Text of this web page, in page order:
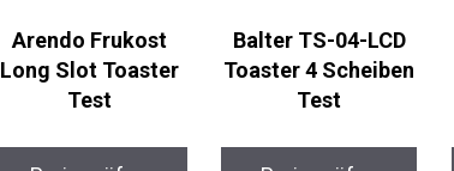
Arendo Frukost
Long Slot Toaster
Test
Balter TS-04-LCD
Toaster 4 Scheiben
Test